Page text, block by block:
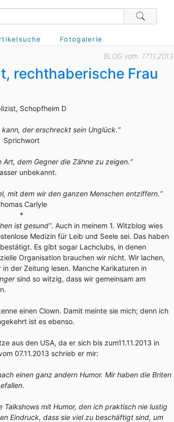
Fotogalerie
BLOG vom: 17.11.2013
rechthaberische Frau
Schopfheim D
kann, der erschreckt sein Unglück.“
Sprichwort
dem Gegner die Zähne zu zeigen.“
unbekannt.
mit dem wir den ganzen Menschen entziffern.“
Carlyle
*
ist gesund“. Auch in meinem 1. Witzblog wies
Medizin für Leib und Seele sei. Das haben
Es gibt sogar Lachclubs, in denen
Organisation brauchen wir nicht. Wir lachen,
der Zeitung lesen. Manche Karikaturen in
sind so witzig, dass wir gemeinsam am
einen Clown. Damit meinte sie mich; denn ich
ist es ebenso.
aus den USA, da er sich bis zum11.11.2013 in
07.11.2013 schrieb er mir:
einen ganz andern Humor. Mir haben die Briten
mit Humor, den ich praktisch nie lustig
Eindruck, dass sie viel zu beschäftigt sind, um